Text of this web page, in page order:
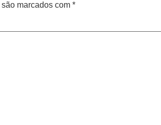
marcados com *